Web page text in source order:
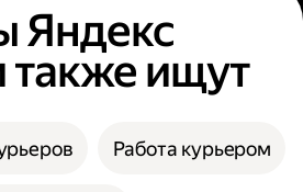
Яндекс
также ищут
Работа курьером